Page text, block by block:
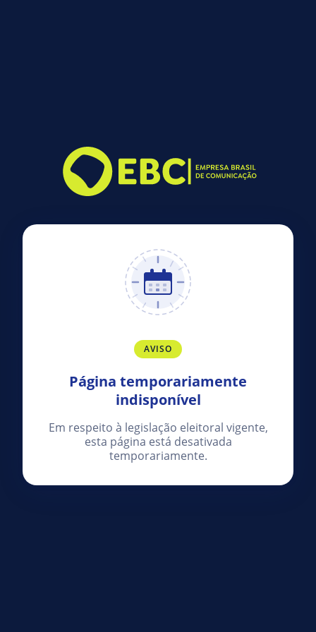
AVISO
Página temporariamente
indisponível
Em respeito à legislação eleitoral vigente,
esta página está desativada
temporariamente.